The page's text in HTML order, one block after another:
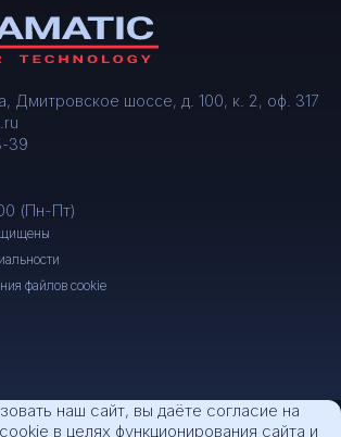
Дмитровское шоссе, д. 100, к. 2, оф. 317
39
(Пн-Пт)
файлов cookie
наш сайт, вы даёте согласие на
в целях функционирования сайта и